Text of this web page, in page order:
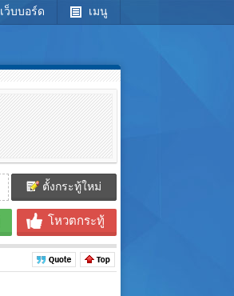
เว็บบอร์ด เมนู
ตั้งกระทู้ใหม่
โหวตกระทู้